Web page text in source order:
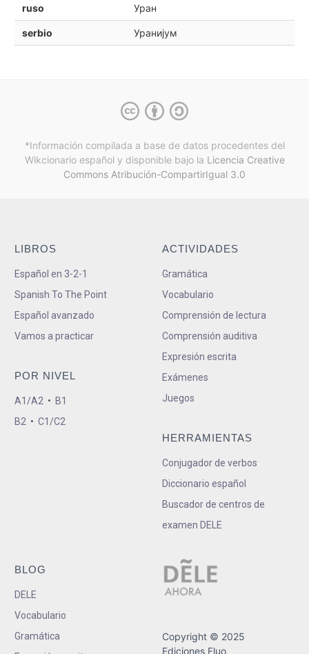
ruso Уран
serbio Уранијум
*Información compilada a base de datos procedentes del
Wikcionario español y disponible bajo la Licencia Creative
Commons Atribución-CompartirIgual 3.0
LIBROS
Español en 3-2-1
Spanish To The Point
Español avanzado
Vamos a practicar
POR NIVEL
A1/A2 • B1
B2 • C1/C2
ACTIVIDADES
Gramática
Vocabulario
Comprensión de lectura
Comprensión auditiva
Expresión escrita
Exámenes
Juegos
HERRAMIENTAS
Conjugador de verbos
Diccionario español
Buscador de centros de
examen DELE
BLOG
DELE
Vocabulario
Gramática
Copyright © 2025
Ediciones Fluo